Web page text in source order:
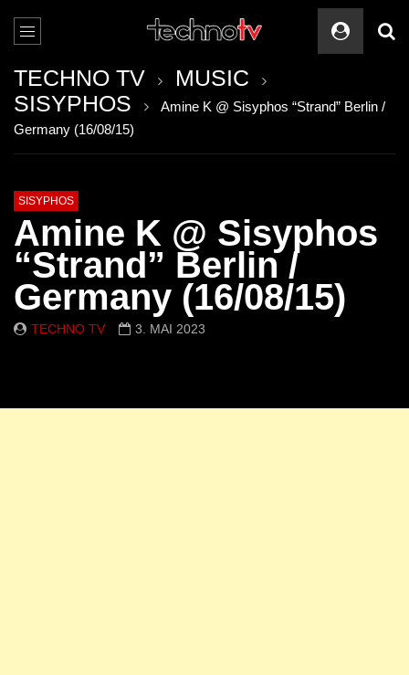
TECHNO TV
MUSIC
SISYPHOS
Amine K @ Sisyphos “Strand” Berlin /
Germany (16/08/15)
SISYPHOS
Amine K @ Sisyphos
“Strand” Berlin /
Germany (16/08/15)
TECHNO TV 3. MAI 2023